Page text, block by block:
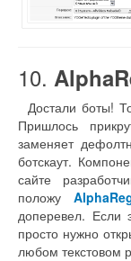
10.
Достали боты!
Пришлось
заменяет
ботскаут.
сайте
положу
доперевел. Если
просто нужно
любом текстовом